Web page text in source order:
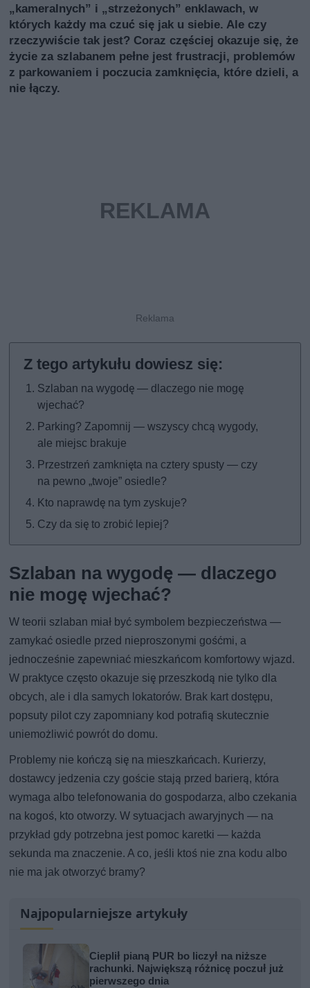
„kameralnych” i „strzeżonych” enklawach, w
których każdy ma czuć się jak u siebie. Ale czy
rzeczywiście tak jest? Coraz częściej okazuje się, że
życie za szlabanem pełne jest frustracji, problemów
z parkowaniem i poczucia zamknięcia, które dzieli, a
nie łączy.
Szlaban na wygodę — dlaczego nie mogę
wjechać?
Parking? Zapomnij — wszyscy chcą wygody,
ale miejsc brakuje
Przestrzeń zamknięta na cztery spusty — czy
na pewno „twoje” osiedle?
Kto naprawdę na tym zyskuje?
Czy da się to zrobić lepiej?
Szlaban na wygodę — dlaczego
nie mogę wjechać?
W teorii szlaban miał być symbolem bezpieczeństwa —
zamykać osiedle przed nieproszonymi gośćmi, a
jednocześnie zapewniać mieszkańcom komfortowy wjazd.
W praktyce często okazuje się przeszkodą nie tylko dla
obcych, ale i dla samych lokatorów. Brak kart dostępu,
popsuty pilot czy zapomniany kod potrafią skutecznie
uniemożliwić powrót do domu.
Problemy nie kończą się na mieszkańcach. Kurierzy,
dostawcy jedzenia czy goście stają przed barierą, która
wymaga albo telefonowania do gospodarza, albo czekania
na kogoś, kto otworzy. W sytuacjach awaryjnych — na
przykład gdy potrzebna jest pomoc karetki — każda
sekunda ma znaczenie. A co, jeśli ktoś nie zna kodu albo
nie ma jak otworzyć bramy?
Najpopularniejsze artykuły
Cieplił pianą PUR bo liczył na niższe
rachunki. Największą różnicę poczuł już
pierwszego dnia